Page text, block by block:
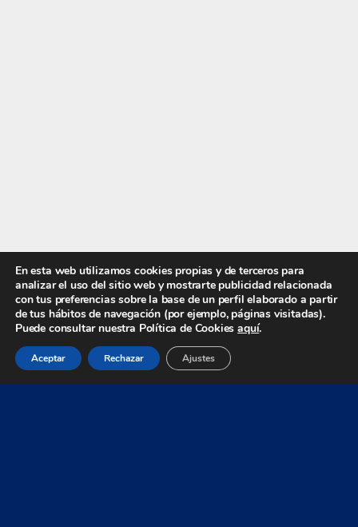
En esta web utilizamos cookies propias y de terceros para
analizar el uso del sitio web y mostrarte publicidad relacionada
con tus preferencias sobre la base de un perfil elaborado a partir
de tus hábitos de navegación (por ejemplo, páginas visitadas).
Puede consultar nuestra Política de Cookiesaquí.
Aceptar Rechazar Ajustes